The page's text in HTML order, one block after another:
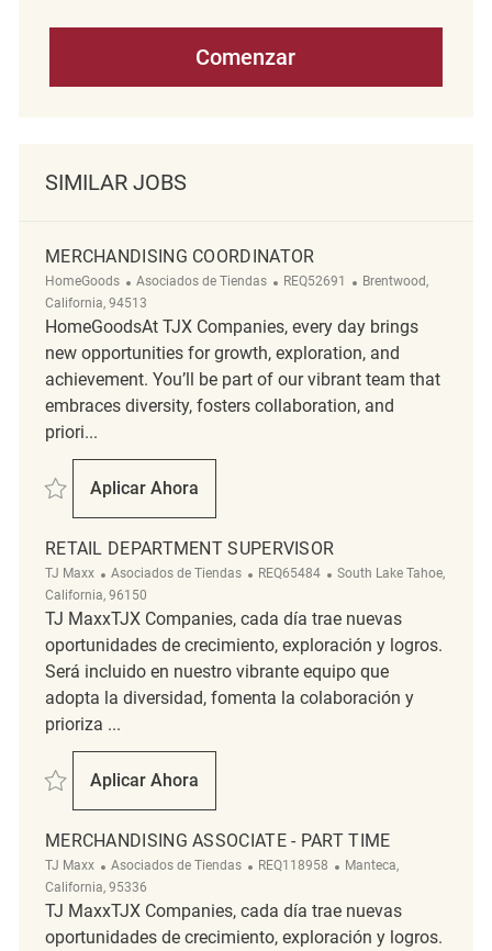
Comenzar
SIMILAR JOBS
MERCHANDISING COORDINATOR
HomeGoods Categoría
Asociados de Tiendas ReqId
REQ52691 Ubicación
Brentwood,
California, 94513
HomeGoodsAt TJX Companies, every day brings
new opportunities for growth, exploration, and
achievement. You’ll be part of our vibrant team that
embraces diversity, fosters collaboration, and
priori...
Salvar Merchandising Coordinator REQ52691
Aplicar Ahora
Merchandising Coordinator
RETAIL DEPARTMENT SUPERVISOR
TJ Maxx Categoría
Asociados de Tiendas ReqId
REQ65484 Ubicación
South Lake Tahoe,
California, 96150
TJ MaxxTJX Companies, cada día trae nuevas
oportunidades de crecimiento, exploración y logros.
Será incluido en nuestro vibrante equipo que
adopta la diversidad, fomenta la colaboración y
prioriza ...
Salvar Retail Department Supervisor REQ65484
Aplicar Ahora
Retail Department Supervisor
MERCHANDISING ASSOCIATE - PART TIME
TJ Maxx Categoría
Asociados de Tiendas ReqId
REQ118958 Ubicación
Manteca,
California, 95336
TJ MaxxTJX Companies, cada día trae nuevas
oportunidades de crecimiento, exploración y logros.